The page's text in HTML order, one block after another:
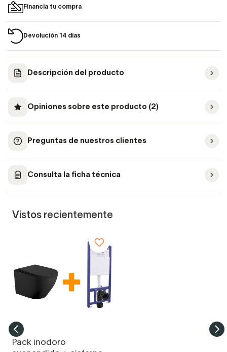
Financia tu compra
Devolución 14 días
Descripción del producto
Opiniones sobre este producto (2)
Preguntas de nuestros clientes
Consulta la ficha técnica
Vistos recientemente
Pack inodoro